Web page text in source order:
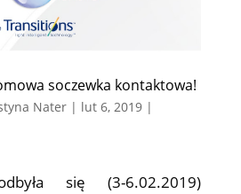
soczewka kontaktowa!
Nater| lut 6, 2019|
się (3-6.02.2019)